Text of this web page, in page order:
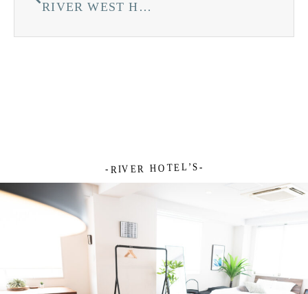
RIVER WEST HIROSHIMA